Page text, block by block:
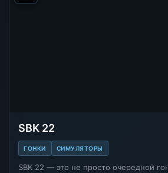
SBK 22
ГОНКИ СИМУЛЯТОРЫ
SBK 22 — это не просто очередной